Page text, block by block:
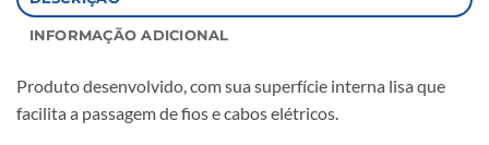
INFORMAÇÃO ADICIONAL
Produto desenvolvido, com sua superfície interna lisa que
facilita a passagem de fios e cabos elétricos.